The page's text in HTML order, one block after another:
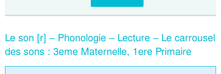
Le son [r] – Phonologie – Lecture – Le carrousel
des sons : 3eme Maternelle, 1ere Primaire